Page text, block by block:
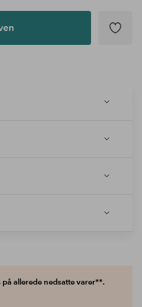
allerede nedsatte varer**.